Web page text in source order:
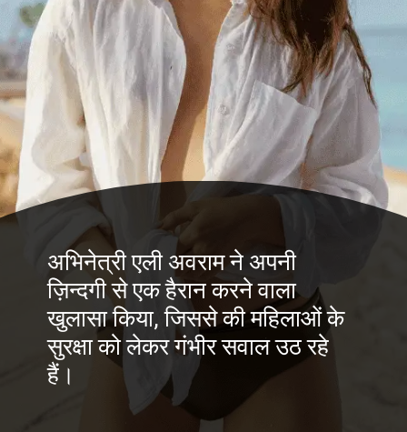
अभिनेत्री एली अवराम ने अपनी
ज़िन्दगी से एक हैरान करने वाला
खुलासा किया, जिससे की महिलाओं के
सुरक्षा को लेकर गंभीर सवाल उठ रहे
हैं।